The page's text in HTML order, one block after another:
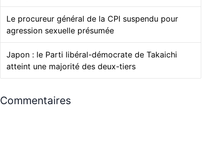
Le procureur général de la CPI suspendu pour
agression sexuelle présumée
Japon : le Parti libéral-démocrate de Takaichi
atteint une majorité des deux-tiers
Commentaires